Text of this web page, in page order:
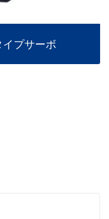
イプサーボ